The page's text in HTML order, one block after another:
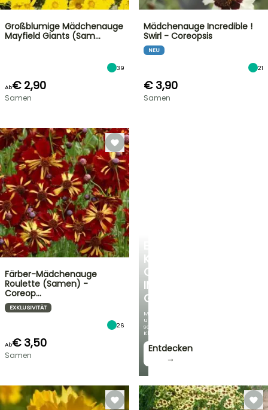
KÜHLE
OASE
IM
GARTEN
Mit
unseren
schönsten
Kletterpflanzen!
Entdecken
→
Großblumige Mädchenauge
Mayfield Giants (Sam…
39
Ab€ 2,90
Samen
Mädchenauge Incredible !
Swirl - Coreopsis
NEU
21
€ 3,90
Samen
Färber-Mädchenauge
Roulette (Samen) -
Coreop…
EXKLUSIVITÄT
26
Ab€ 3,50
Samen